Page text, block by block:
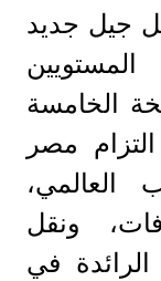
جيل جديد
الخامسة
مصر
العالمي،
ونقل
الرائدة في